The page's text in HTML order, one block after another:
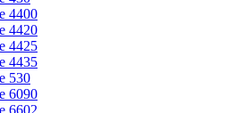
4400
4420
4425
4435
530
6090
6602